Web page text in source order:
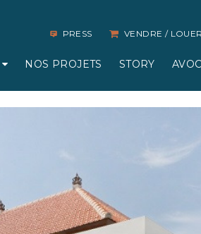
PRESS VENDRE /
NOS PROJETS STORY